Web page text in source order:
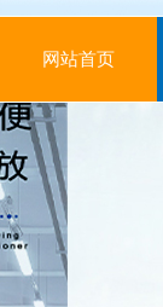
网站首页